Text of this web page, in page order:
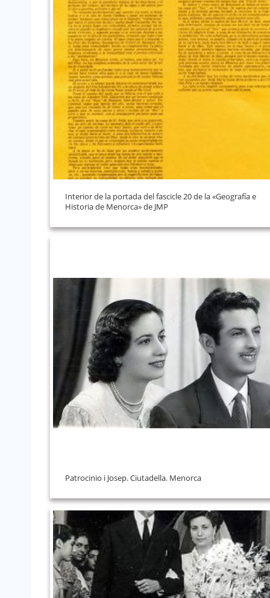
Interior de la portada del fascicle 20 de la «Geografía e
Historia de Menorca» de JMP
Patrocinio i Josep. Ciutadella. Menorca